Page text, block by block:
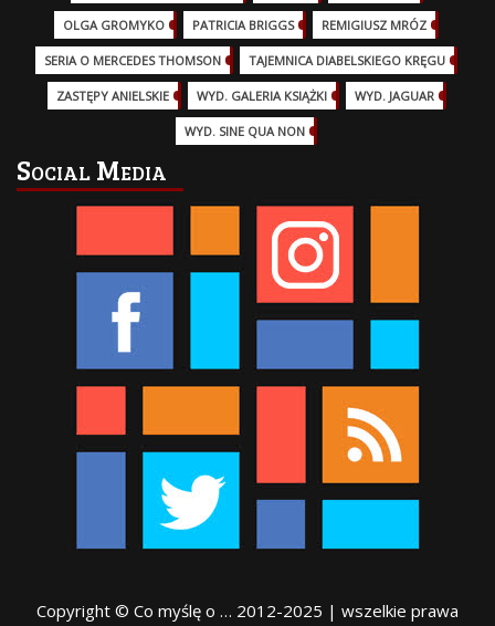
OLGA GROMYKO PATRICIA BRIGGS (12)REMIGIUSZ MRÓZ
SERIA O MERCEDES THOMSON (11)TAJEMNICA DIABELSKIEGO KRĘGU
ZASTĘPY ANIELSKIE WYD. GALERIA KSIĄŻKI WYD. JAGUAR
WYD. SINE QUA NON
Social Media
Copyright © Co myślę o … 2012-2025 | wszelkie prawa